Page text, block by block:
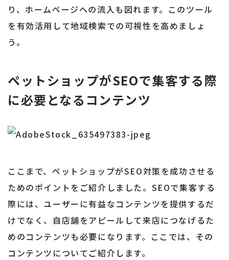
り、ホームページへの流入も図れます。このツール
を有効活用して地域検索での可視性を高めましょ
う。
ペットショップがSEOで集客する際
に必要となるコンテンツ
ここまで、ペットショップがSEO対策を成功させる
ためのポイントをご紹介しました。SEOで集客する
際には、ユーザーに有益なコンテンツを提供するだ
けでなく、自店舗をアピールして来店につなげるた
めのコンテンツも必要になります。ここでは、その
コンテンツについてご紹介します。